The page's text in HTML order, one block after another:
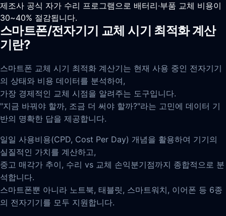
제조사 공식 자가 수리 프로그램으로 배터리·부품 교체 비용이
30~40% 절감됩니다.
스마트폰/전자기기 교체 시기 최적화 계산
기란?
스마트폰 교체 시기 최적화 계산기는 현재 사용 중인 전자기기
의 상태와 비용 데이터를 분석하여,
가장 경제적인 교체 시점을 알려주는 도구입니다.
"지금 바꿔야 할까, 조금 더 써야 할까?"라는 고민에 데이터 기
반의 명확한 답을 제공합니다.
일일 사용비용(CPD, Cost Per Day) 개념을 활용하여 기기의
실질적인 가치를 계산하고,
중고 매각가 추이, 수리 vs 교체 손익분기점까지 종합적으로 분
석합니다.
스마트폰뿐 아니라 노트북, 태블릿, 스마트워치, 이어폰 등 6종
의 전자기기를 모두 지원합니다.